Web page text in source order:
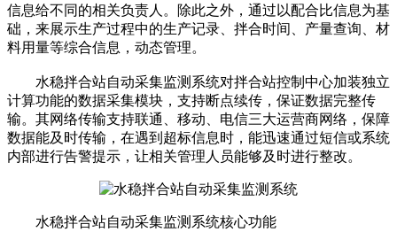
信息给不同的相关负责人。除此之外，通过以配合比信息为基
础，来展示生产过程中的生产记录、拌合时间、产量查询、材
料用量等综合信息，动态管理。
水稳拌合站自动采集监测系统对拌合站控制中心加装独立
计算功能的数据采集模块，支持断点续传，保证数据完整传
输。其网络传输支持联通、移动、电信三大运营商网络，保障
数据能及时传输，在遇到超标信息时，能迅速通过短信或系统
内部进行告警提示，让相关管理人员能够及时进行整改。
水稳拌合站自动采集监测系统核心功能